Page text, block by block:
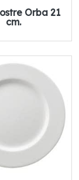
Orba 21
cm.